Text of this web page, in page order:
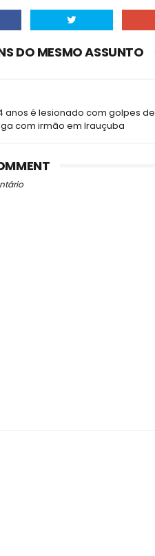
DO MESMO ASSUNTO
anos é lesionado com golpes de
com irmão em Irauçuba